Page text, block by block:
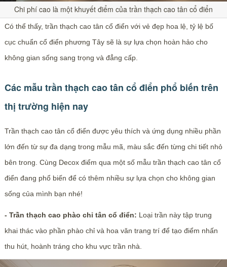
Chi phí cao là một khuyết điểm của trần thạch cao tân cổ điển
Có thể thấy, trần thạch cao tân cổ điển với vẻ đẹp hoa lệ, tỷ lệ bố
cục chuẩn cổ điển phương Tây sẽ là sự lựa chọn hoàn hảo cho
không gian sống sang trọng và đẳng cấp.
Các mẫu trần thạch cao tân cổ điển phổ biến trên
thị trường hiện nay
Trần thạch cao tân cổ điển được yêu thích và ứng dụng nhiều phần
lớn đến từ sự đa dạng trong mẫu mã, màu sắc đến từng chi tiết nhỏ
bên trong. Cùng Decox điểm qua một số mẫu trần thạch cao tân cổ
điển đang phổ biến để có thêm nhiều sự lựa chọn cho không gian
sống của mình bạn nhé!
- Trần thạch cao phào chỉ tân cổ điển: Loại trần này tập trung
khai thác vào phần phào chỉ và hoa văn trang trí để tạo điểm nhấn
thu hút, hoành tráng cho khu vực trần nhà.